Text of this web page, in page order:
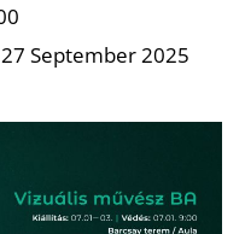
September 2025